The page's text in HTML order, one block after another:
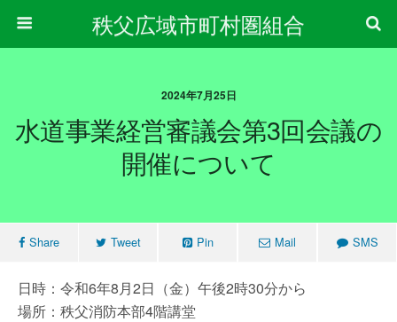
秩父広域市町村圏組合
2024年7月25日
水道事業経営審議会第3回会議の
開催について
Share Tweet Pin Mail SMS
日時：令和6年8月2日（金）午後2時30分から
場所：秩父消防本部4階講堂